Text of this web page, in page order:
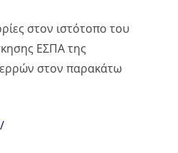
στον ιστότοπο του
ΕΣΠΑ της
στον παρακάτω